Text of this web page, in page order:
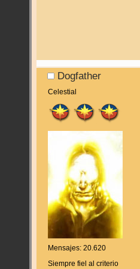
Dogfather
Celestial
Mensajes: 20.620
Siempre fiel al criterio